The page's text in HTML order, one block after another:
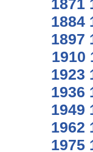
1871
1884
1897
1910
1923
1936
1949
1962
1975